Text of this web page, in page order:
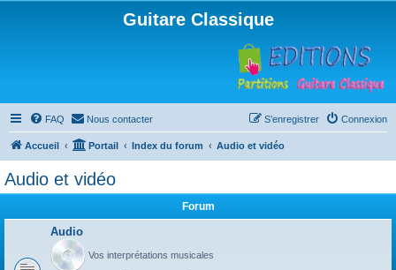
Guitare Classique
FAQ Nous contacter Connexion
S’enregistrer
Accueil Portail Index du forum Audio et vidéo
Audio et vidéo
Forum
Audio
Vos interprétations musicales